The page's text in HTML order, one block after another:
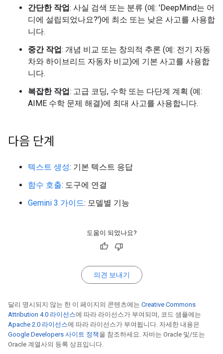
간단한 작업: 사실 검색 또는 분류 (예: 'DeepMind는 어
디에 설립되었나요?')에 최소 또는 낮은 사고를 사용합
니다.
중간 작업: 개념 비교 또는 창의적 추론 (예: 전기 자동
차와 하이브리드 자동차 비교)에 기본 사고를 사용합
니다.
복잡한 작업: 고급 코딩, 수학 또는 다단계 계획 (예:
AIME 수학 문제 해결)에 최대 사고를 사용합니다.
다음 단계
텍스트 생성: 기본 텍스트 응답
함수 호출: 도구에 연결
Gemini 3 가이드: 모델별 기능
도움이 되었나요?
의견 보내기
달리 명시되지 않는 한 이 페이지의 콘텐츠에는 Creative Commons
Attribution 4.0 라이선스에 따라 라이선스가 부여되며, 코드 샘플에는
Apache 2.0 라이선스에 따라 라이선스가 부여됩니다. 자세한 내용은
Google Developers 사이트 정책 을 참조하세요. 자바는 Oracle 및/또는
Oracle 계열사의 등록 상표입니다.